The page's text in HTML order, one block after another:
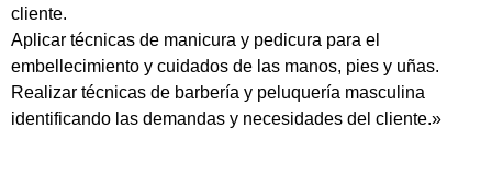
cliente.
Aplicar técnicas de manicura y pedicura para el
embellecimiento y cuidados de las manos, pies y uñas.
Realizar técnicas de barbería y peluquería masculina
identificando las demandas y necesidades del cliente.»